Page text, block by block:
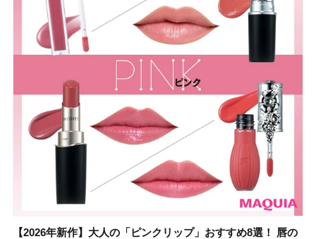
【2026年新作】大人の「ピンクリップ」おすすめ8選！ 唇の
【上田竜也さんのマイベストコスメ５選】大人になって開眼
【2026年新作】大人の「ピンクリップ」おすすめ8選！ 唇の
【2026夏】「香水・フレグランス」ランキングTOP5！＜美
【2026夏】「歯磨き粉・オーラルケア」ランキングTOP5！
【2026年夏】40代におすすめの髪型30選！ 若く見える・手
【鈴木えみさんの愛用品30選】コスメ・スキンケア・ヘアケ
【キャンメイク】売切続出！先行発売中の「クリアヴェール